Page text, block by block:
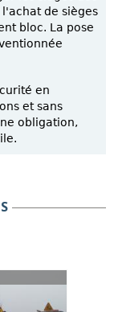
de sièges
bloc. La pose
en
et sans
obligation,